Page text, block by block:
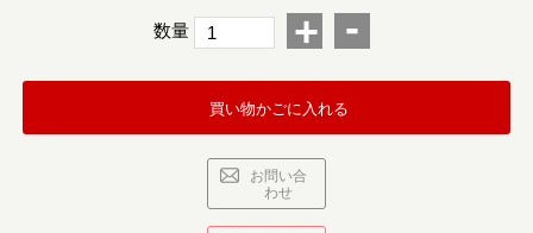
数量 + -
買い物かごに入れる
お問い合
わせ